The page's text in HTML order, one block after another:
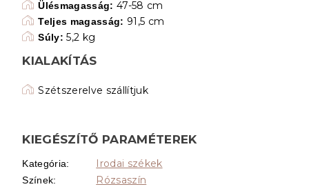
Ülésmagasság: 47-58 cm
Teljes magasság: 91,5 cm
Súly: 5,2 kg
KIALAKÍTÁS
Szétszerelve szállítjuk
KIEGÉSZÍTŐ PARAMÉTEREK
Kategória: Irodai székek
Színek: Rózsaszín